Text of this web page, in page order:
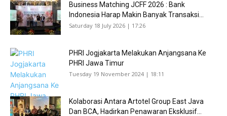
Business Matching JCFF 2026 : Bank
Indonesia Harap Makin Banyak Transaksi...
Saturday 18 July 2026 | 17:26
PHRI Jogjakarta Melakukan Anjangsana Ke
PHRI Jawa Timur
Tuesday 19 November 2024 | 18:11
Kolaborasi Antara Artotel Group East Java
Dan BCA, Hadirkan Penawaran Eksklusif...